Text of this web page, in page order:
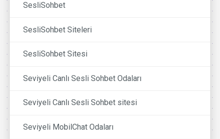
SesliSohbet
SesliSohbet Siteleri
SesliSohbet Sitesi
Seviyeli Canlı Sesli Sohbet Odaları
Seviyeli Canlı Sesli Sohbet sitesi
Seviyeli MobilChat Odaları